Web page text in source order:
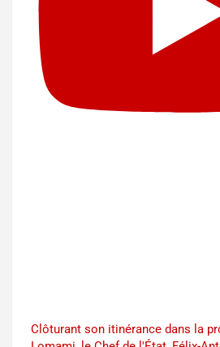
Clôturant son itinérance dans la